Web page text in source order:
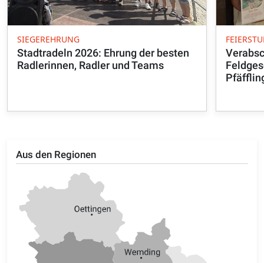
Aus den Regionen
SIEGEREHRUNG
Stadtradeln 2026: Ehrung der besten
Radlerinnen, Radler und Teams